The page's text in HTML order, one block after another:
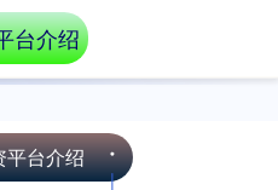
平台介绍
台介绍